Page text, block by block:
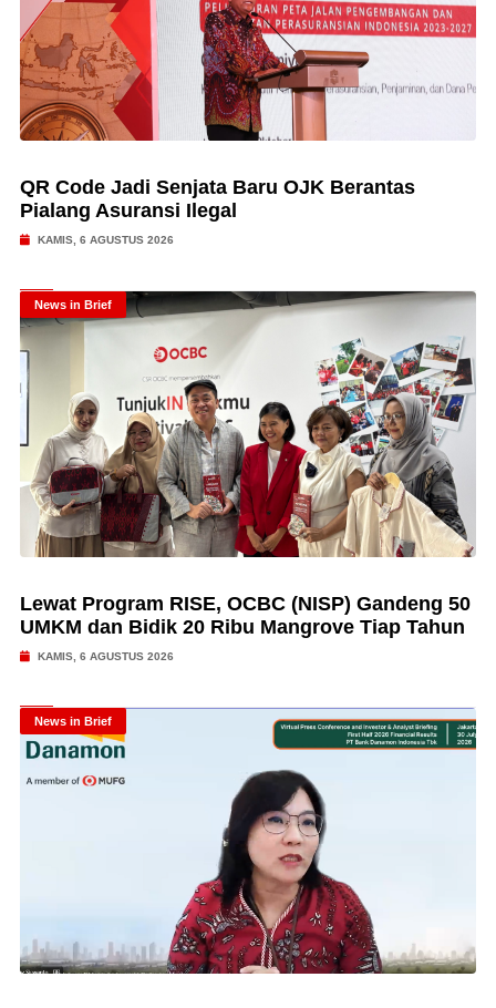
QR Code Jadi Senjata Baru OJK Berantas
Pialang Asuransi Ilegal
KAMIS, 6 AGUSTUS 2026
News in Brief
Lewat Program RISE, OCBC (NISP) Gandeng 50
UMKM dan Bidik 20 Ribu Mangrove Tiap Tahun
KAMIS, 6 AGUSTUS 2026
News in Brief